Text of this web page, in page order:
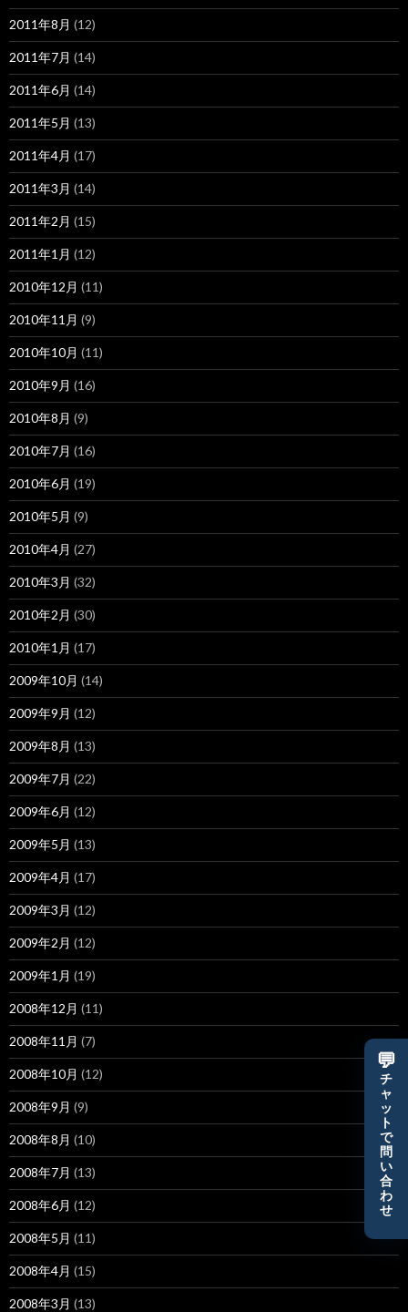
2011年8月 (12)
2011年7月 (14)
2011年6月 (14)
2011年5月 (13)
2011年4月 (17)
2011年3月 (14)
2011年2月 (15)
2011年1月 (12)
2010年12月 (11)
2010年11月 (9)
2010年10月 (11)
2010年9月 (16)
2010年8月 (9)
2010年7月 (16)
2010年6月 (19)
2010年5月 (9)
2010年4月 (27)
2010年3月 (32)
2010年2月 (30)
2010年1月 (17)
2009年10月 (14)
2009年9月 (12)
2009年8月 (13)
2009年7月 (22)
2009年6月 (12)
2009年5月 (13)
2009年4月 (17)
2009年3月 (12)
2009年2月 (12)
2009年1月 (19)
2008年12月 (11)
2008年11月 (7)
2008年10月 (12)
2008年9月 (9)
2008年8月 (10)
2008年7月 (13)
2008年6月 (12)
2008年5月 (11)
2008年4月 (15)
2008年3月 (13)
💬
チ
ャ
ッ
ト
で
問
い
合
わ
せ